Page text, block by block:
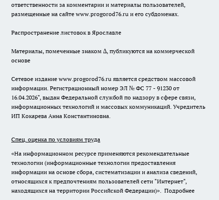
ответственности за комментарии и материалы пользователей,
размещенные на сайте www.progorod76.ru и его субдоменах.
Распространение листовок в Ярославле
Материалы, помеченные знаком ∆, публикуются на коммерческой
основе
Сетевое издание www.progorod76.ru является средством массовой
информации. Регистрационный номер ЭЛ № ФС 77 - 91230 от
16.04.2026", выдан Федеральной службой по надзору в сфере связи,
информационных технологий и массовых коммуникаций. Учредитель
ИП Кокарева Анна Константиновна.
Спец. оценка по условиям труда
«На информационном ресурсе применяются рекомендательные
технологии (информационные технологии предоставления
информации на основе сбора, систематизации и анализа сведений,
относящихся к предпочтениям пользователей сети "Интернет",
находящихся на территории Российской Федерации)». Подробнее